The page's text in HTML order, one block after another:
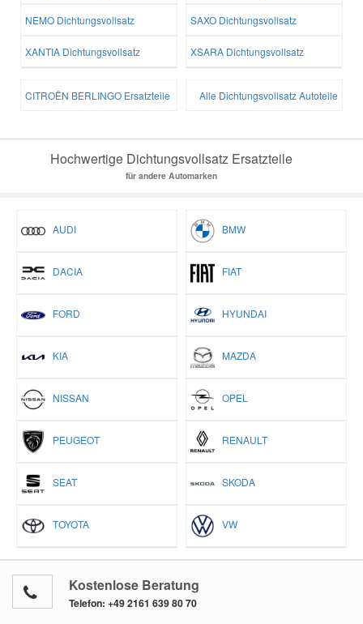
NEMO Dichtungsvollsatz SAXO Dichtungsvollsatz
XANTIA Dichtungsvollsatz XSARA Dichtungsvollsatz
CITROËN BERLINGO Ersatzteile Alle Dichtungsvollsatz Autoteile
Hochwertige Dichtungsvollsatz Ersatzteile
für andere Automarken
AUDI BMW
DACIA FIAT
FORD HYUNDAI
KIA MAZDA
NISSAN OPEL
PEUGEOT RENAULT
SEAT SKODA
TOYOTA VW
Kostenlose Beratung
Telefon: +49 2161 639 80 70